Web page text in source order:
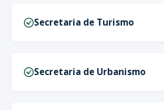
Secretaria de Turismo
Secretaria de Urbanismo